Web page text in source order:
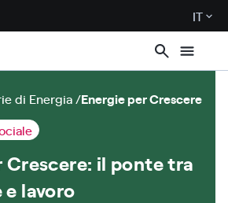
IT
di Energia Energie per Crescere
Crescere: il ponte tra
lavoro